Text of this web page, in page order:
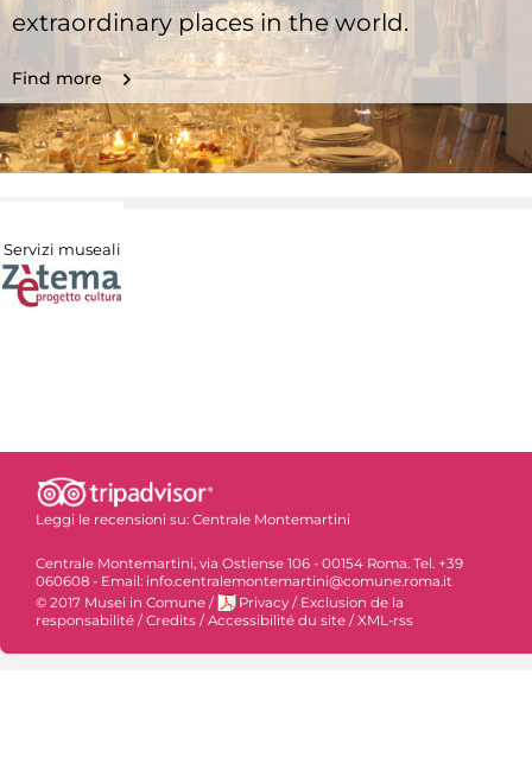
extraordinary places in the world.
Find more
Servizi museali
Leggi le recensioni su: Centrale Montemartini
Centrale Montemartini, via Ostiense 106 - 00154 Roma. Tel. +39
060608 - Email: info.centralemontemartini@comune.roma.it
© 2017 Musei in Comune / Privacy / Exclusion de la
responsabilité / Credits / Accessibilité du site / XML-rss